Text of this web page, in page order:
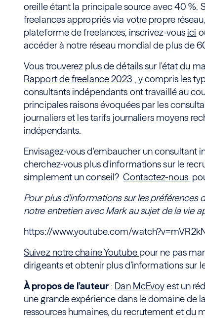
oreille étant la principale source avec 40 %.
freelances appropriés via votre propre
plateforme de freelances, inscrivez-vous ici
accéder à notre réseau mondial de plus de
Vous trouverez plus de détails sur l'état du
Rapport de freelance 2023 , y compris les
consultants indépendants ont travaillé au
principales raisons évoquées par les
journaliers et les tarifs journaliers moyens
indépendants.
Envisagez-vous d'embaucher un consultant
cherchez-vous plus d'informations sur le
simplement un conseil?Contactez-nous
Pour plus d’informations sur les
notre entretien avec Mark au sujet de la vie
https://www.youtube.com/
Suivez notre chaine Youtube pour ne pas
dirigeants et obtenir plus d’informations sur
À propos de l’auteur : Dan McEvoyest un
une grande expérience dans le domaine de
ressources humaines, du recrutement et du